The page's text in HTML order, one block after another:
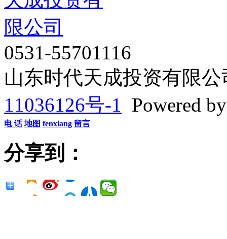
0531-55701116
山东时代天成投资有限
11036126号-1 Powered
电 话 地图 fenxiang 留言
分享到：